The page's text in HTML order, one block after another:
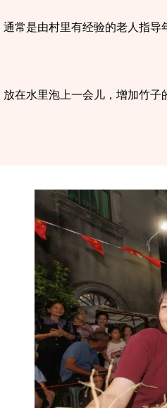
常是由村里有经验的老人指导
在水里泡上一会儿，增加竹